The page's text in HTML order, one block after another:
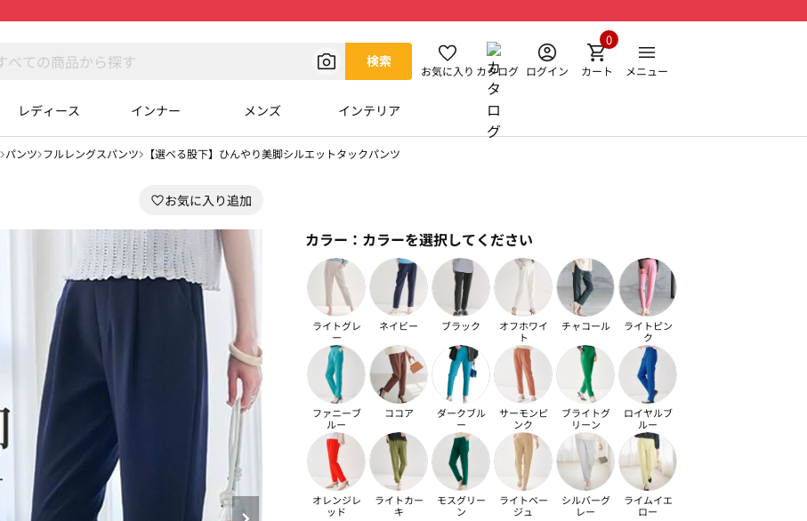
検索
お気に入り カタログ ログイン カート
0
メニュー
レディース インナー メンズ インテリア
パンツ フルレングスパンツ 【選べる股下】ひんやり美脚シルエットタックパンツ
カラー： カラーを選択してください
ライトグレ
ー
ネイビー ブラック
オフホワイ
ト
チャコール
ライトピン
ク
ファニーブ
ルー
ココア
ダークブル
ー
サーモンピ
ンク
ブライトグ
リーン
ロイヤルブ
ルー
オレンジレ
ッド
ライトカー
キ
モスグリー
ン
ライトベー
ジュ
シルバーグ
レー
ライムイエ
ロー